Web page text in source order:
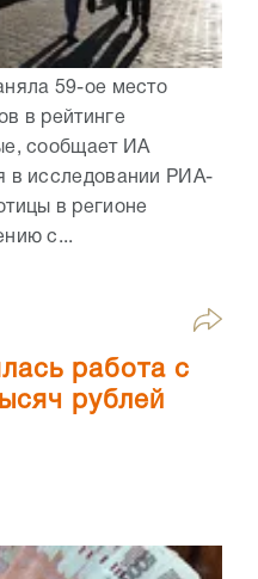
59-ое место
в рейтинге
сообщает ИА
в исследовании РИА-
в регионе
с...
работа с
рублей